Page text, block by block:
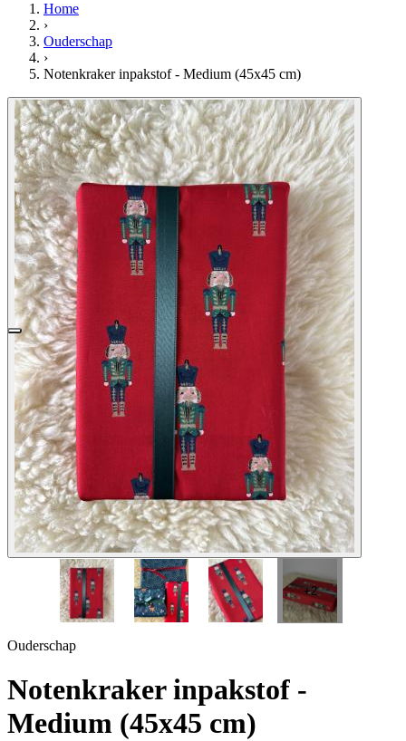
Home
›
Ouderschap
›
Notenkraker inpakstof - Medium (45x45 cm)
1 / 5
+2
Ouderschap
Notenkraker inpakstof -
Medium (45x45 cm)